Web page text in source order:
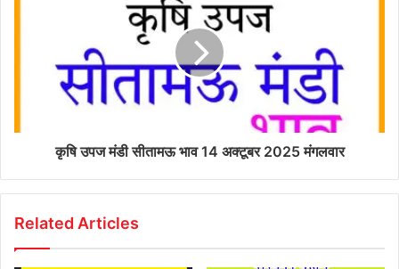
कृषि उपज मंडी सीतामऊ भाव 14 अक्टूबर 2025 मंगलवार
Related Articles